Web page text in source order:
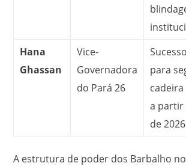
Hana
Ghassan
Vice-
Governadora
do Pará26
para
a partir
de
A estrutura de poder dos Barbalho